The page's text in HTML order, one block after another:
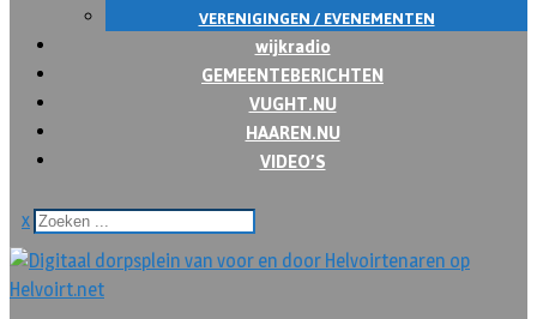
VERENIGINGEN / EVENEMENTEN
wijkradio
GEMEENTEBERICHTEN
VUGHT.NU
HAAREN.NU
VIDEO’S
x